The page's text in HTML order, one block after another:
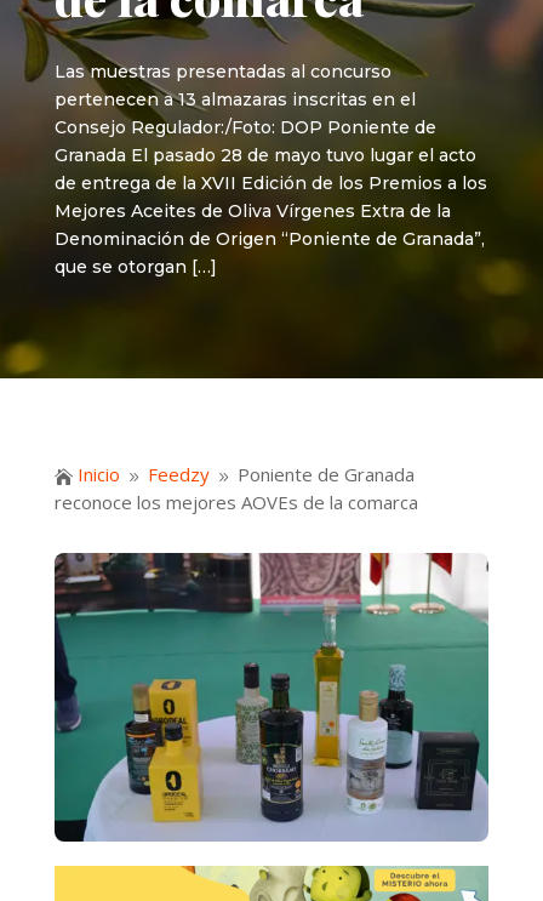
Las muestras presentadas al concurso
pertenecen a 13 almazaras inscritas en el
Consejo Regulador:/Foto: DOP Poniente de
Granada El pasado 28 de mayo tuvo lugar el acto
de entrega de la XVII Edición de los Premios a los
Mejores Aceites de Oliva Vírgenes Extra de la
Denominación de Origen “Poniente de Granada”,
que se otorgan […]
 Inicio 9 Feedzy 9 Poniente de Granada
reconoce los mejores AOVEs de la comarca